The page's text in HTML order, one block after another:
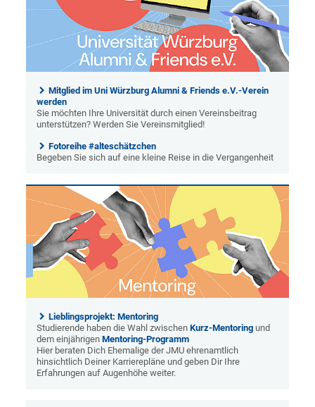
Mitglied im Uni Würzburg Alumni & Friends e.V.-Verein
werden
Sie möchten Ihre Universität durch einen Vereinsbeitrag
unterstützen? Werden Sie Vereinsmitglied!
Fotoreihe #alteschätzchen
Begeben Sie sich auf eine kleine Reise in die Vergangenheit
Lieblingsprojekt: Mentoring
Studierende haben die Wahl zwischenKurz-Mentoring und
dem einjährigenMentoring-Programm
Hier beraten Dich Ehemalige der JMU ehrenamtlich
hinsichtlich Deiner Karrierepläne und geben Dir Ihre
Erfahrungen auf Augenhöhe weiter.